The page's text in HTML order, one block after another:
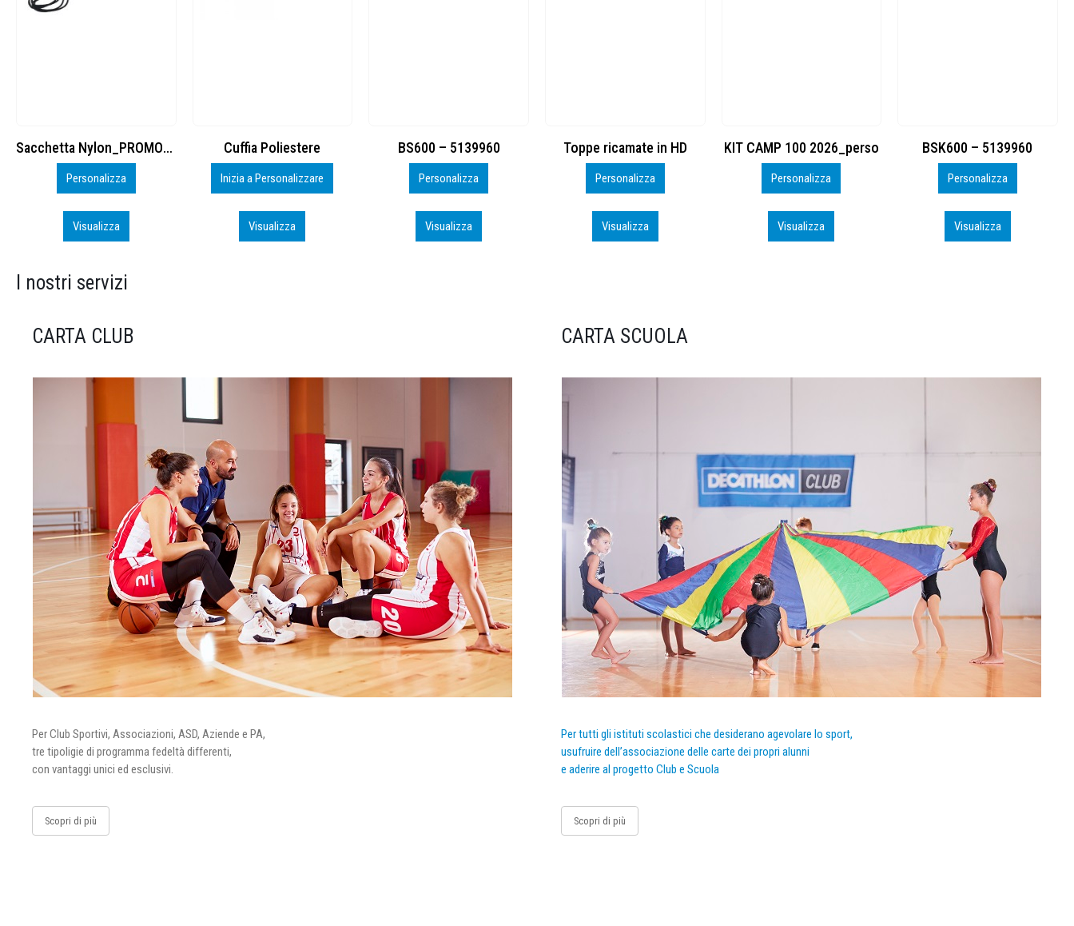
Cuffia Poliestere
Inizia a Personalizzare
Visualizza
BS600 – 5139960
Personalizza
Visualizza
Toppe ricamate in HD
Personalizza
Visualizza
KIT CAMP 100 2026_perso
Personalizza
Visualizza
BSK600 – 5139960
Personalizza
Visualizza
DTF
Personalizza
Visualizza
I nostri servizi
CARTA CLUB
Per Club Sportivi, Associazioni, ASD, Aziende e PA,
tre tipoligie di programma fedeltà differenti,
con vantaggi unici ed esclusivi.
Scopri di più
CARTA SCUOLA
Per tutti gli istituti scolastici che desiderano agevolare lo sport,
usufruire dell’associazione delle carte dei propri alunni
e aderire al progetto Club e Scuola
Scopri di più